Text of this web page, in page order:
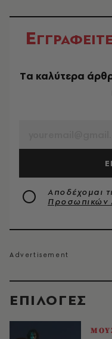
EΠΙΛΟΓΈΣ
Ε
Tα καλύτερα
Αποδέχομαι
Προσωπικών